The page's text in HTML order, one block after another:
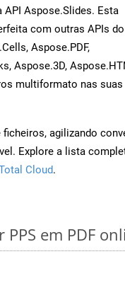
Aspose.Slides. Esta
com outras APIs do
Aspose.PDF,
Aspose.3D,
multiformato nas suas
agilizando
Explore a lista
Cloud.
em PDF